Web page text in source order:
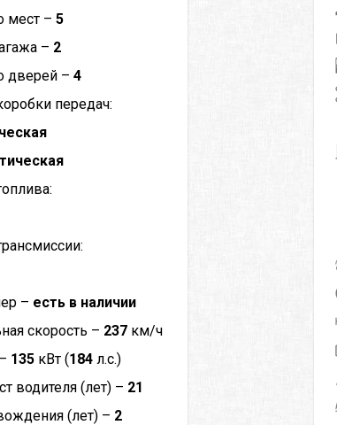
мест – 5
– 2
дверей – 4
передач:
– есть в наличии
скорость – 237 км/ч
135 кВт (184л.с.)
водителя (лет) – 21
(лет) – 2